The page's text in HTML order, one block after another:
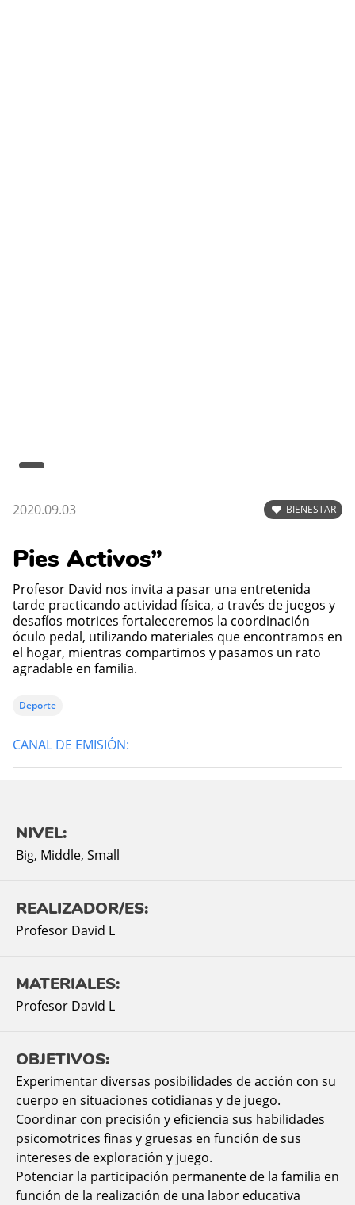
2020.09.03 BIENESTAR
Pies Activos”
Profesor David nos invita a pasar una entretenida
tarde practicando actividad física, a través de juegos y
desafíos motrices fortaleceremos la coordinación
óculo pedal, utilizando materiales que encontramos en
el hogar, mientras compartimos y pasamos un rato
agradable en familia.
Deporte
CANAL DE EMISIÓN:
NIVEL:
Big, Middle, Small
REALIZADOR/ES:
Profesor David L
MATERIALES:
Profesor David L
OBJETIVOS:
Experimentar diversas posibilidades de acción con su
cuerpo en situaciones cotidianas y de juego.
Coordinar con precisión y eficiencia sus habilidades
psicomotrices finas y gruesas en función de sus
intereses de exploración y juego.
Potenciar la participación permanente de la familia en
función de la realización de una labor educativa